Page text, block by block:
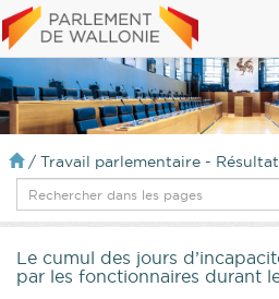
/ Travail parlementaire -
Le cumul des jours
par les fonctionnaires durant